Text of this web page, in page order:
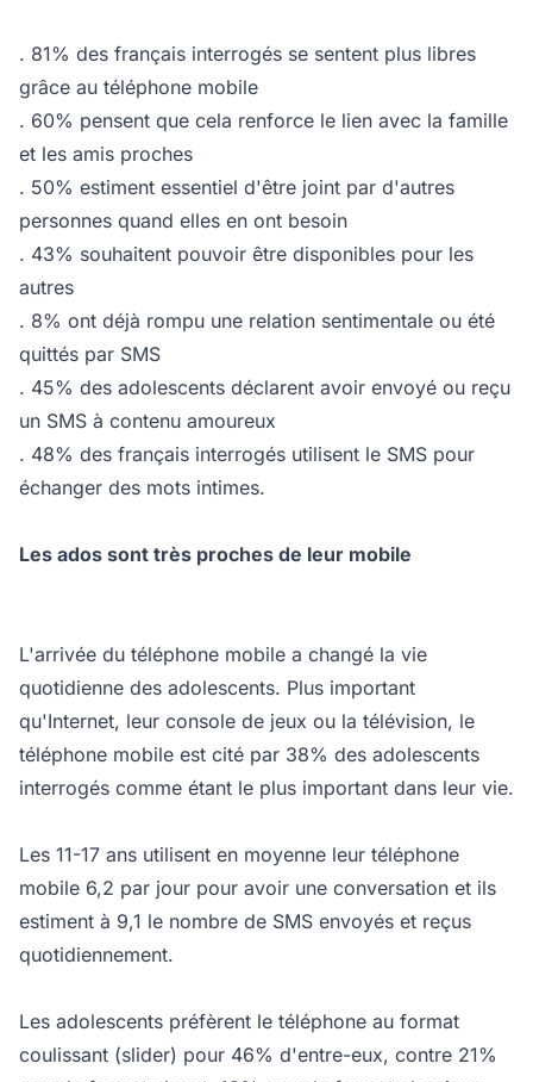
. 81% des français interrogés se sentent plus libres
grâce au téléphone mobile
. 60% pensent que cela renforce le lien avec la famille
et les amis proches
. 50% estiment essentiel d'être joint par d'autres
personnes quand elles en ont besoin
. 43% souhaitent pouvoir être disponibles pour les
autres
. 8% ont déjà rompu une relation sentimentale ou été
quittés par SMS
. 45% des adolescents déclarent avoir envoyé ou reçu
un SMS à contenu amoureux
. 48% des français interrogés utilisent le SMS pour
échanger des mots intimes.
Les ados sont très proches de leur mobile
L'arrivée du téléphone mobile a changé la vie
quotidienne des adolescents. Plus important
qu'Internet, leur console de jeux ou la télévision, le
téléphone mobile est cité par 38% des adolescents
interrogés comme étant le plus important dans leur vie.
Les 11-17 ans utilisent en moyenne leur téléphone
mobile 6,2 par jour pour avoir une conversation et ils
estiment à 9,1 le nombre de SMS envoyés et reçus
quotidiennement.
Les adolescents préfèrent le téléphone au format
coulissant (slider) pour 46% d'entre-eux, contre 21%